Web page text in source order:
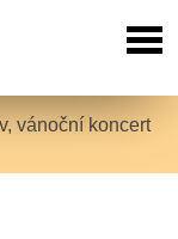
vánoční koncert